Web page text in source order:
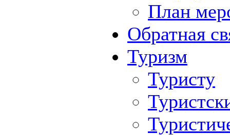
План
Обратная
Туризм
Туристу